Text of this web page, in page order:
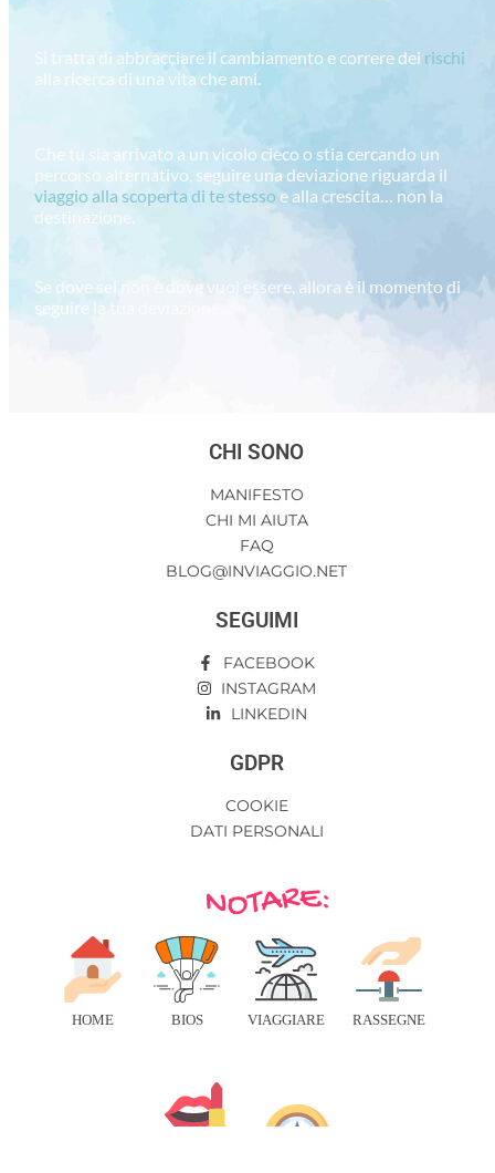
Si tratta di abbracciare il cambiamento e correre dei rischi
alla ricerca di una vita che ami.
Che tu sia arrivato a un vicolo cieco o stia cercando un
percorso alternativo, seguire una deviazione riguarda il
viaggio alla scoperta di te stesso e alla crescita… non la
destinazione.
Se dove sei non è dove vuoi essere, allora è il momento di
seguire la tua deviazione…
CHI SONO
MANIFESTO
CHI MI AIUTA
FAQ
BLOG@INVIAGGIO.NET
SEGUIMI
FACEBOOK
INSTAGRAM
LINKEDIN
GDPR
COOKIE
DATI PERSONALI
HOME BIOS VIAGGIARE RASSEGNE